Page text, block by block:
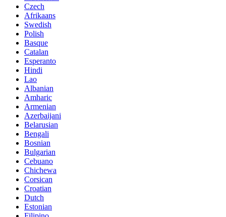
Czech
Afrikaans
Swedish
Polish
Basque
Catalan
Esperanto
Hindi
Lao
Albanian
Amharic
Armenian
Azerbaijani
Belarusian
Bengali
Bosnian
Bulgarian
Cebuano
Chichewa
Corsican
Croatian
Dutch
Estonian